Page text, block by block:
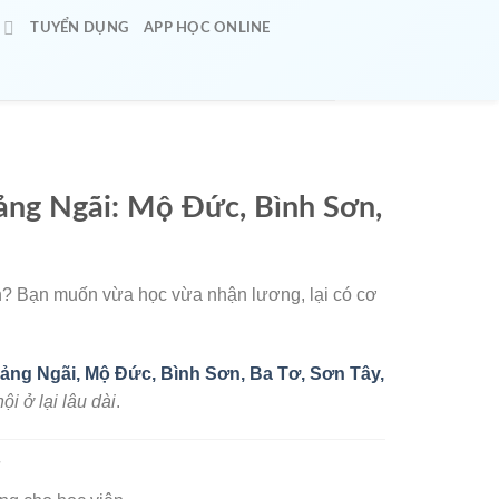
TUYỂN DỤNG APP HỌC ONLINE
Ngãi: Mộ Đức, Bình Sơn,
Bạn muốn vừa học vừa nhận lương, lại có cơ
Ngãi, Mộ Đức, Bình Sơn, Ba Tơ, Sơn Tây,
ở lại lâu dài.